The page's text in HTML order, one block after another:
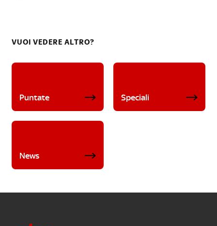
VUOI VEDERE ALTRO?
Puntate Speciali
News